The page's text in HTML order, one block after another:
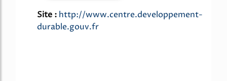
Site : http://www.centre.developpement-
durable.gouv.fr